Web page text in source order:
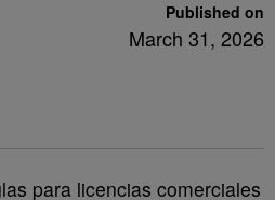
Published on
March 31, 2026